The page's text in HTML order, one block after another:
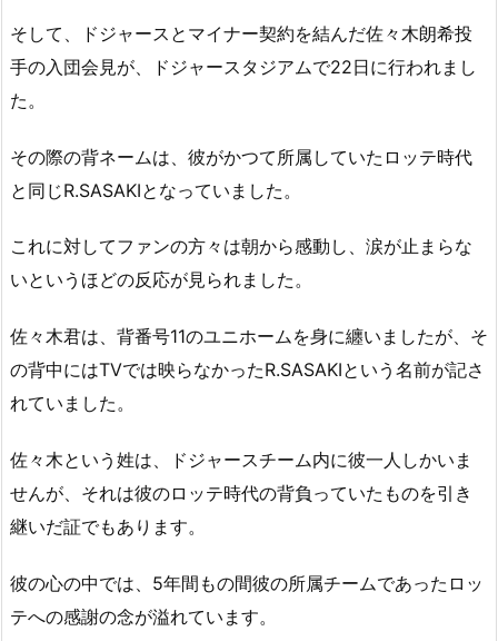
そして、ドジャースとマイナー契約を結んだ佐々木朗希投
手の入団会見が、ドジャースタジアムで22日に行われまし
た。
その際の背ネームは、彼がかつて所属していたロッテ時代
と同じR.SASAKIとなっていました。
これに対してファンの方々は朝から感動し、涙が止まらな
いというほどの反応が見られました。
佐々木君は、背番号11のユニホームを身に纏いましたが、そ
の背中にはTVでは映らなかったR.SASAKIという名前が記さ
れていました。
佐々木という姓は、ドジャースチーム内に彼一人しかいま
せんが、それは彼のロッテ時代の背負っていたものを引き
継いだ証でもあります。
彼の心の中では、5年間もの間彼の所属チームであったロッ
テへの感謝の念が溢れています。